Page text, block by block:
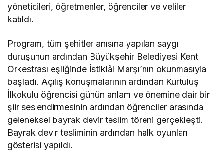
yöneticileri, öğretmenler, öğrenciler ve veliler
katıldı.
Program, tüm şehitler anısına yapılan saygı
duruşunun ardından Büyükşehir Belediyesi Kent
Orkestrası eşliğinde İstiklâl Marşı’nın okunmasıyla
başladı. Açılış konuşmalarının ardından Kurtuluş
İlkokulu öğrencisi günün anlam ve önemine dair bir
şiir seslendirmesinin ardından öğrenciler arasında
geleneksel bayrak devir teslim töreni gerçekleşti.
Bayrak devir tesliminin ardından halk oyunları
gösterisi yapıldı.